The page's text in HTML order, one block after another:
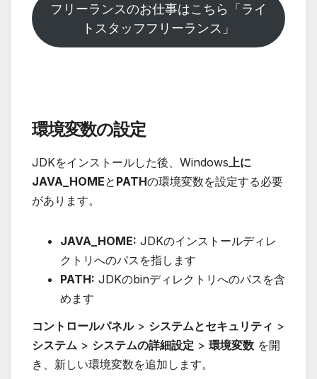
フリーランスのお仕事はこちら「ライ
トスタッフフリーランス」
環境変数の設定
JDKをインストールした後、Windows 上に
JAVA_HOMEと PATHの環境変数を設定する必要
があります。
JAVA_HOME: JDKのインストールディレ
クトリへのパスを指します
PATH: JDKのbinディレクトリへのパスを含
めます
コントロールパネル> システムとセキュリティ >
システム > システムの詳細設定 > 環境変数 を開
き、新しい環境変数を追加します。